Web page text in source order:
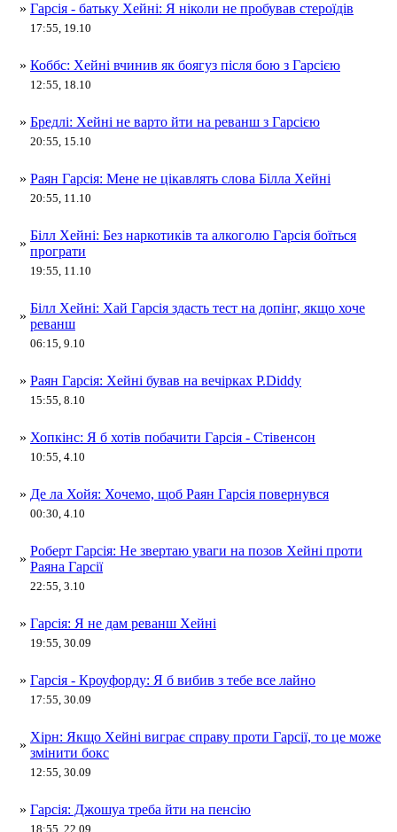
» Гарсія - батьку Хейні: Я ніколи не пробував стероїдів
17:55, 19.10
» Коббс: Хейні вчинив як боягуз після бою з Гарсією
12:55, 18.10
» Бредлі: Хейні не варто йти на реванш з Гарсією
20:55, 15.10
» Раян Гарсія: Мене не цікавлять слова Білла Хейні
20:55, 11.10
»
Білл Хейні: Без наркотиків та алкоголю Гарсія боїться
програти
19:55, 11.10
»
Білл Хейні: Хай Гарсія здасть тест на допінг, якщо хоче
реванш
06:15, 9.10
» Раян Гарсія: Хейні бував на вечірках P.Diddy
15:55, 8.10
» Хопкінс: Я б хотів побачити Гарсія - Стівенсон
10:55, 4.10
» Де ла Хойя: Хочемо, щоб Раян Гарсія повернувся
00:30, 4.10
»
Роберт Гарсія: Не звертаю уваги на позов Хейні проти
Раяна Гарсії
22:55, 3.10
» Гарсія: Я не дам реванш Хейні
19:55, 30.09
» Гарсія - Кроуфорду: Я б вибив з тебе все лайно
17:55, 30.09
»
Хірн: Якщо Хейні виграє справу проти Гарсії, то це може
змінити бокс
12:55, 30.09
» Гарсія: Джошуа треба йти на пенсію
18:55, 22.09